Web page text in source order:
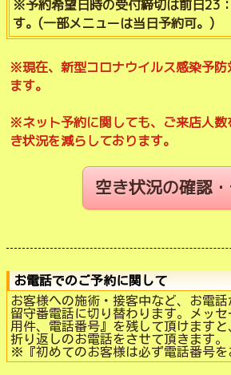
※予約希望日時の受付締切は前日23
す。(一部メニューは当日予約可。)
※現在、新型コロナウイルス感染予防
ます。
※ネット予約に関しても、ご来店人
き状況を減らしております。
空き状況の確認
お電話でのご予約に関して
お客様への施術・接客中など、お電
留守番電話に切り替わります。メッ
用件、電話番号』を残して頂けます
折り返しのお電話をさせて頂きます。
※『初めてのお客様は必ず電話番号を